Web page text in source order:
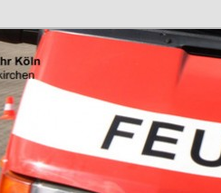
RD
Köln, Löschgruppe Rodenkirchen